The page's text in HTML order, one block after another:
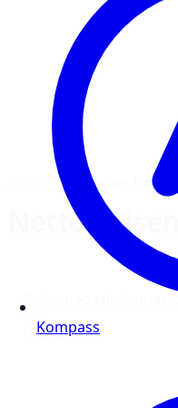
›Netto Reisen Prospekt
Netto
Reisemagazin Januar
(mehr …)
Kompass